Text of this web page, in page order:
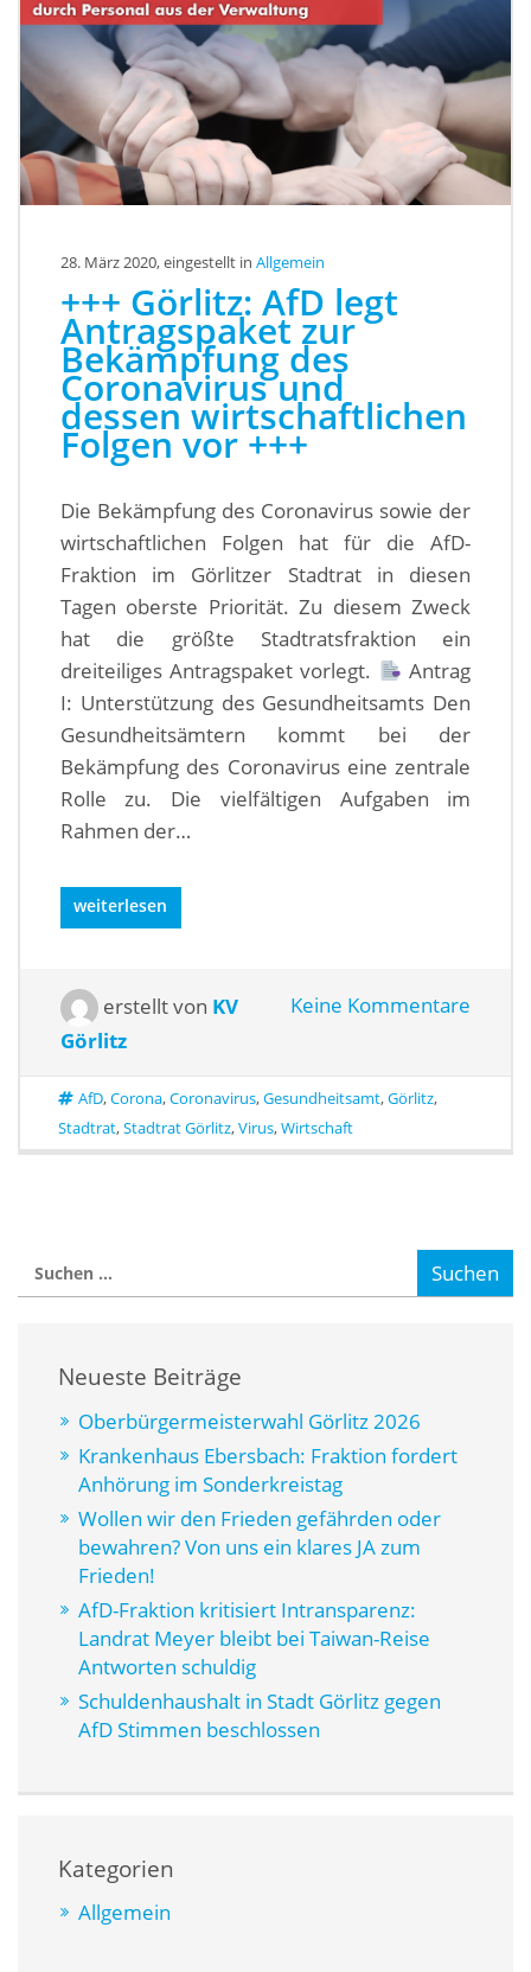
28. März 2020, eingestellt in Allgemein
+++ Görlitz: AfD legt
Antragspaket zur
Bekämpfung des
Coronavirus und
dessen wirtschaftlichen
Folgen vor +++
Die Bekämpfung des Coronavirus sowie der
wirtschaftlichen Folgen hat für die AfD-
Fraktion im Görlitzer Stadtrat in diesen
Tagen oberste Priorität. Zu diesem Zweck
hat die größte Stadtratsfraktion ein
dreiteiliges Antragspaket vorlegt.
Antrag
I: Unterstützung des Gesundheitsamts Den
Gesundheitsämtern kommt bei der
Bekämpfung des Coronavirus eine zentrale
Rolle zu. Die vielfältigen Aufgaben im
Rahmen der…
weiterlesen
erstellt von KV
Görlitz
Keine Kommentare
AfD,Corona,Coronavirus,Gesundheitsamt,Görlitz,
Stadtrat,Stadtrat Görlitz,Virus,Wirtschaft
Neueste Beiträge
Oberbürgermeisterwahl Görlitz 2026
Krankenhaus Ebersbach: Fraktion fordert
Anhörung im Sonderkreistag
Wollen wir den Frieden gefährden oder
bewahren? Von uns ein klares JA zum
Frieden!
AfD-Fraktion kritisiert Intransparenz:
Landrat Meyer bleibt bei Taiwan-Reise
Antworten schuldig
Schuldenhaushalt in Stadt Görlitz gegen
AfD Stimmen beschlossen
Kategorien
Allgemein